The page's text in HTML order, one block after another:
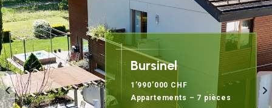
Bursinel
1’990’000 CHF
Appartements – 7 pièces